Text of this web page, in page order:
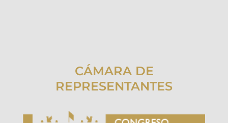
CÁMARA DE
REPRESENTANTES